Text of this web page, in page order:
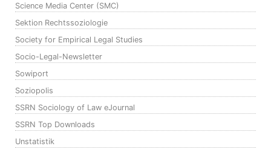
Science Media Center (SMC)
Sektion Rechtssoziologie
Society for Empirical Legal Studies
Socio-Legal-Newsletter
Sowiport
Soziopolis
SSRN Sociology of Law eJournal
SSRN Top Downloads
Unstatistik